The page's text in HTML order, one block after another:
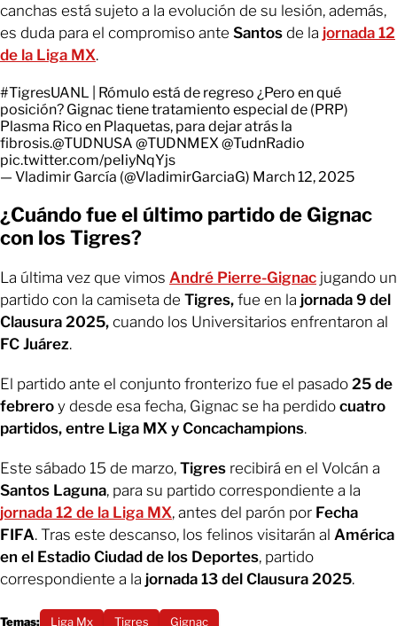
canchas está sujeto a la evolución de su lesión, además,
es duda para el compromiso ante Santos de la jornada 12
de la Liga MX.
#TigresUANL | Rómulo está de regreso ¿Pero en qué
posición? Gignac tiene tratamiento especial de (PRP)
Plasma Rico en Plaquetas, para dejar atrás la
fibrosis.@TUDNUSA @TUDNMEX @TudnRadio
pic.twitter.com/peIiyNqYjs
— Vladimir García (@VladimirGarciaG) March 12, 2025
¿Cuándo fue el último partido de Gignac
con los Tigres?
La última vez que vimos André Pierre-Gignac jugando un
partido con la camiseta de Tigres, fue en la jornada 9 del
Clausura 2025, cuando los Universitarios enfrentaron al
FC Juárez.
El partido ante el conjunto fronterizo fue el pasado 25 de
febrero y desde esa fecha, Gignac se ha perdido cuatro
partidos, entre Liga MX y Concachampions.
Este sábado 15 de marzo, Tigres recibirá en el Volcán a
Santos Laguna, para su partido correspondiente a la
jornada 12 de la Liga MX, antes del parón por Fecha
FIFA. Tras este descanso, los felinos visitarán al América
en el Estadio Ciudad de los Deportes, partido
correspondiente a la jornada 13 del Clausura 2025.
Temas: Liga Mx Tigres Gignac